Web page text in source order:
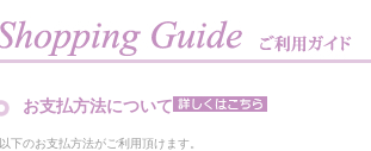
お支払方法について
以下のお支払方法がご利用頂けます。